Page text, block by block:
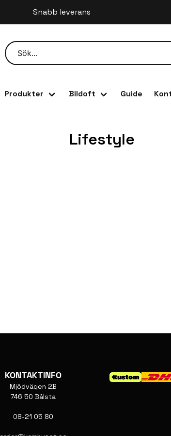
Snabb leverans
Produkter Bildoft Guide
Lifestyle
KONTAKTINFO
Mjödvägen 2B
746 50 Bålsta
08-21 05 80